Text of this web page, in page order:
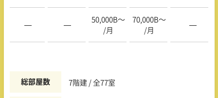
— —
50,000B〜
/月
70,000B〜
/月
—
総部屋数 7階建 / 全77室